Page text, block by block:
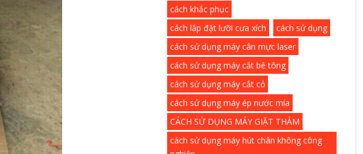
cách khắc phục
cách lắp đặt lưỡi cưa xích
cách sử dụng
cách sử dụng máy cân mực laser
cách sử dụng máy cắt bê tông
cách sử dụng máy cắt cỏ
cách sử dụng máy ép nước mía
CÁCH SỬ DỤNG MÁY GIẶT THẢM
cách sử dụng máy hút chân không công